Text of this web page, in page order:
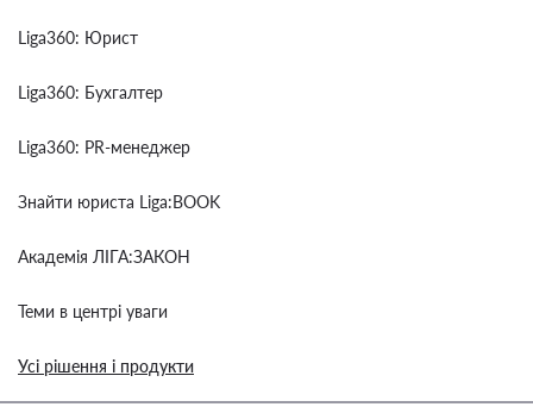
Liga360: Юрист
Liga360: Бухгалтер
Liga360: PR-менеджер
Знайти юриста Liga:BOOK
Академія ЛІГА:ЗАКОН
Теми в центрі уваги
Усі рішення і продукти